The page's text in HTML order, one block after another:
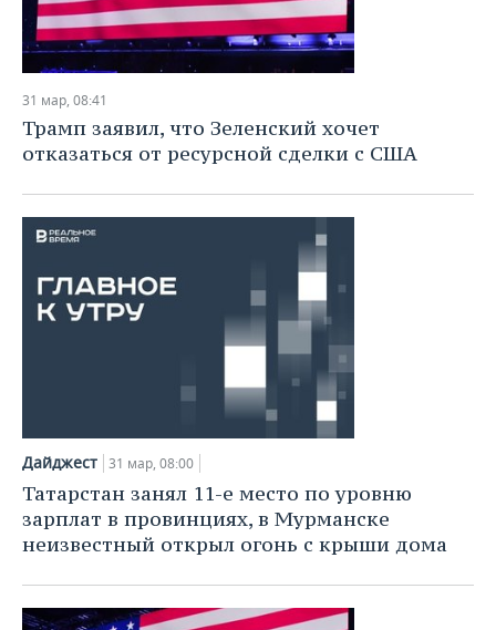
31 мар, 08:41
Трамп заявил, что Зеленский хочет
отказаться от ресурсной сделки с США
Дайджест 31 мар, 08:00
Татарстан занял 11-е место по уровню
зарплат в провинциях, в Мурманске
неизвестный открыл огонь с крыши дома